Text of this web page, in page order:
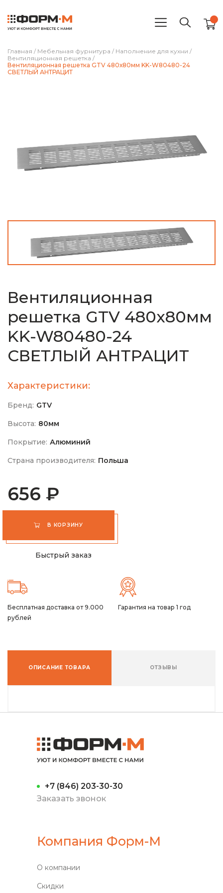
Главная / Мебельная фурнитура / Наполнение для кухни /
Вентиляционная решетка /
Вентиляционная решетка GTV 480х80мм KK-W80480-24
СВЕТЛЫЙ АНТРАЦИТ
Вентиляционная
решетка GTV 480х80мм
KK-W80480-24
СВЕТЛЫЙ АНТРАЦИТ
Характеристики:
Бренд: GTV
Высота: 80мм
Покрытие: Алюминий
Страна производителя: Польша
656 ₽
В КОРЗИНУ
Быстрый заказ
Бесплатная доставка от 9.000
рублей
Гарантия на товар 1 год
ОПИСАНИЕ ТОВАРА ОТЗЫВЫ
+7 (846) 203-30-30
Заказать звонок
Компания Форм-М
О компании
Скидки